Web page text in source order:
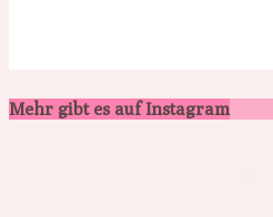
Mehr gibt es auf Instagram